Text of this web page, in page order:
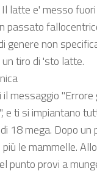
latte e' messo
passato
genere non
tiro di 'sto latte.
messaggio "Errore
ti si impiantano
18 mega. Dopo un
le mammelle.
punto provi a